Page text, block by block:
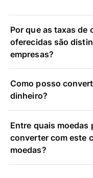
Por que as taxas de
oferecidas são
empresas?
Como posso
dinheiro?
Entre quais moedas
converter com este
moedas?